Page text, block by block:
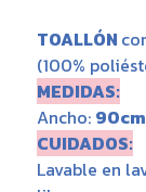
TOALLÓN
(100%
MEDIDAS:
Ancho: 90cm
CUIDADOS:
Lavable en